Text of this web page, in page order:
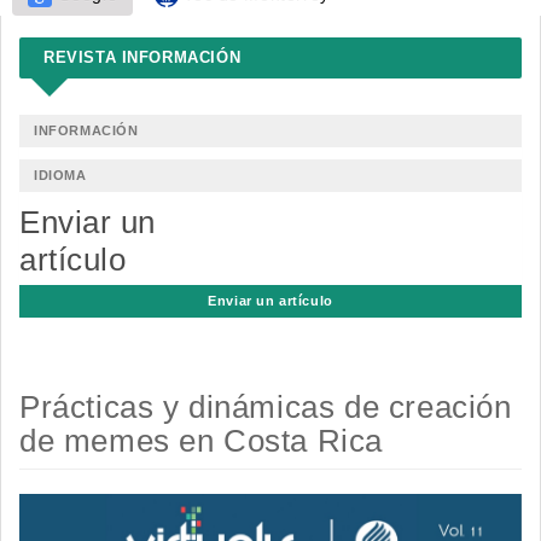
REVISTA INFORMACIÓN
INFORMACIÓN
IDIOMA
Enviar un
artículo
Enviar un artículo
Prácticas y dinámicas de creación
de memes en Costa Rica